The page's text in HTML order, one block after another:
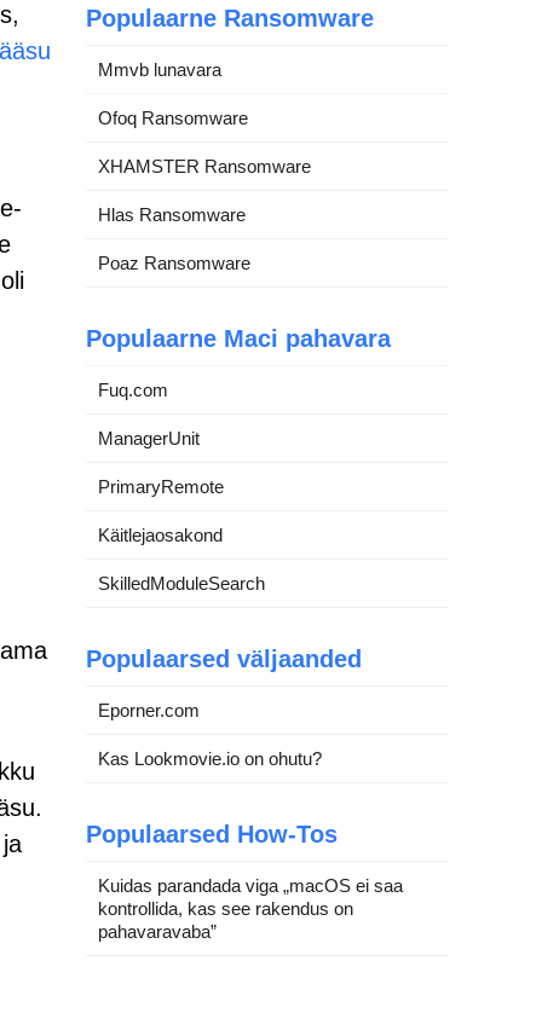
Populaarne Ransomware
Mmvb lunavara
Ofoq Ransomware
XHAMSTER Ransomware
Hlas Ransomware
Poaz Ransomware
Populaarne Maci pahavara
Fuq.com
ManagerUnit
PrimaryRemote
Käitlejaosakond
SkilledModuleSearch
Populaarsed väljaanded
Eporner.com
Kas Lookmovie.io on ohutu?
Populaarsed How-Tos
Kuidas parandada viga „macOS ei saa
kontrollida, kas see rakendus on
pahavaravaba”